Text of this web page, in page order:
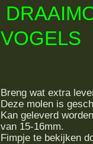
VOGELS
Breng wat extra
Deze molen is
Kan geleverd
van 15-16mm.
Fimpje te bekijken